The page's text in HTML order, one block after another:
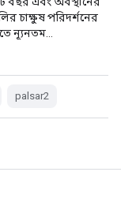
চাক্ষুষ পরিদর্শনের
ন্যূনতম…
palsar2